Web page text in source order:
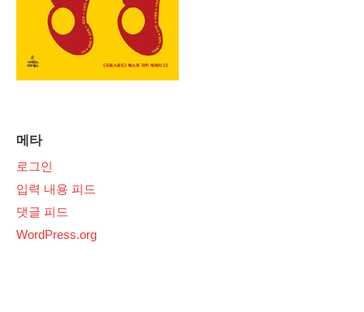
메타
로그인
입력 내용 피드
댓글 피드
WordPress.org